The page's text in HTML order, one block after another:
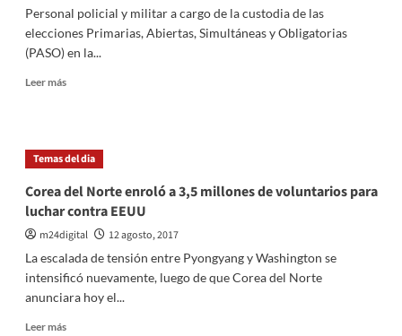
con
una
lesión
Personal policial y militar a cargo de la custodia de las
elecciones Primarias, Abiertas, Simultáneas y Obligatorias
(PASO) en la...
Leer másLeer
operativo
de
para
custodiar
las
Temas del dia
Corea del Norte enroló a 3,5 millones de voluntarios para
luchar contra EEUU
m24digital
12 agosto, 2017
La escalada de tensión entre Pyongyang y Washington se
intensificó nuevamente, luego de que Corea del Norte
anunciara hoy el...
Leer másLeer